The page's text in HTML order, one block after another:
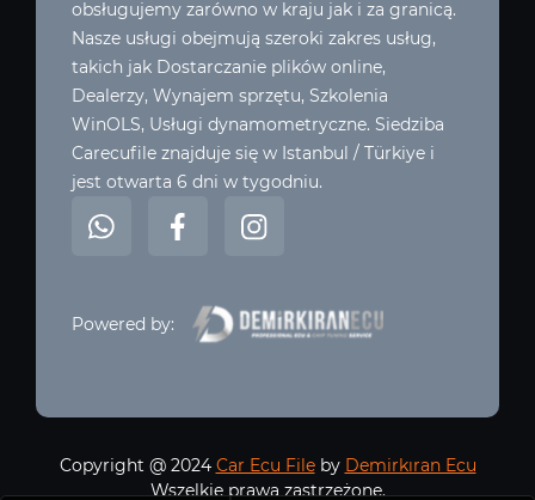
obsługujemy zarówno w kraju jak i za granicą.
Nasze usługi obejmują szeroki zakres usług,
takich jak Dostarczanie plików online,
Dealerzy, Wynajem sprzętu, Szkolenia
WinOLS, Usługi dynamometryczne. Siedziba
Carecufile znajduje się w Istanbul / Türkiye i
jest otwarta 6 dni w tygodniu.
Powered by:
Copyright @ 2024 Car Ecu Fileby Demirkıran Ecu
Wszelkie prawa zastrzeżone.